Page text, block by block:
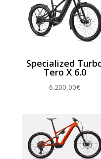
Specialized
Tero X 6.0
6.200,00€